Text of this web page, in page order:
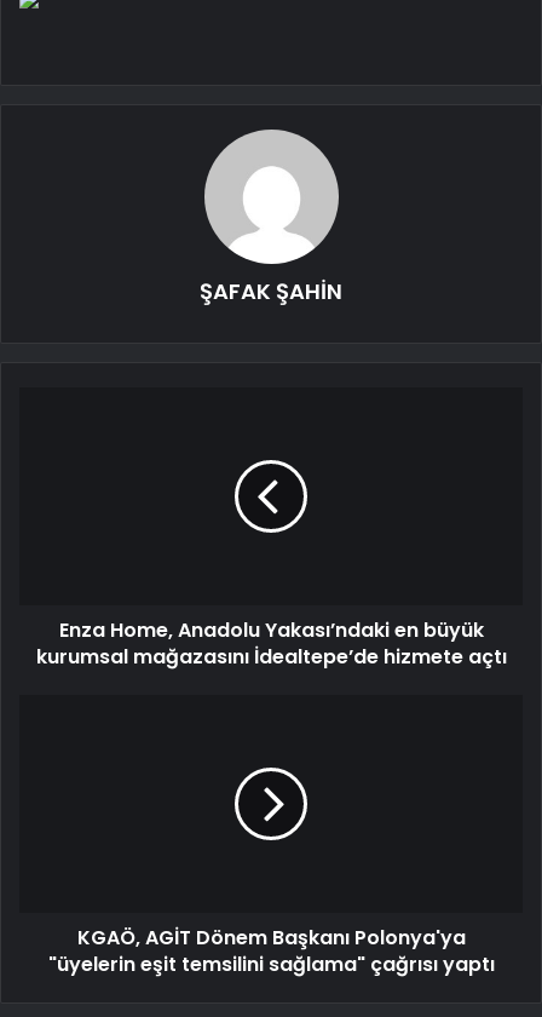
ŞAFAK ŞAHİN
Enza Home, Anadolu Yakası’ndaki en büyük
kurumsal mağazasını İdealtepe’de hizmete açtı
KGAÖ, AGİT Dönem Başkanı Polonya'ya
"üyelerin eşit temsilini sağlama" çağrısı yaptı